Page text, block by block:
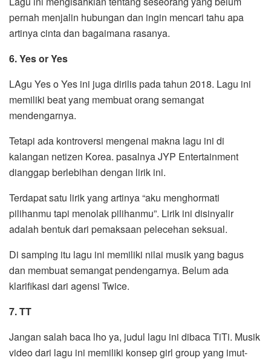
pernah menjalin hubungan dan ingin mencari tahu apa
artinya cinta dan bagaimana rasanya.
6. Yes or Yes
LAgu Yes o Yes ini juga dirilis pada tahun 2018. Lagu ini
memiliki beat yang membuat orang semangat
mendengarnya.
Tetapi ada kontroversi mengenai makna lagu ini di
kalangan netizen Korea. pasalnya JYP Entertainment
dianggap berlebihan dengan lirik ini.
Terdapat satu lirik yang artinya “aku menghormati
pilihanmu tapi menolak pilihanmu”. Lirik ini disinyalir
adalah bentuk dari pemaksaan pelecehan seksual.
Di samping itu lagu ini memiliki nilai musik yang bagus
dan membuat semangat pendengarnya. Belum ada
klarifikasi dari agensi Twice.
7. TT
Jangan salah baca lho ya, judul lagu ini dibaca TiTi. Musik
video dari lagu ini memiliki konsep girl group yang imut-